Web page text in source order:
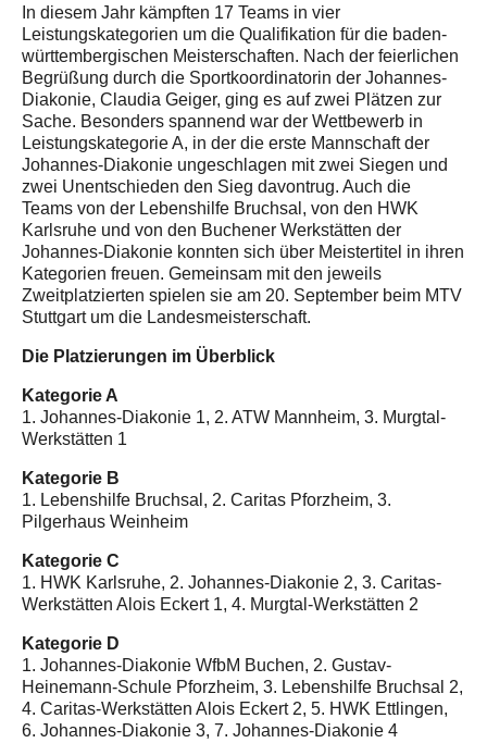
In diesem Jahr kämpften 17 Teams in vier
Leistungskategorien um die Qualifikation für die baden-
württembergischen Meisterschaften. Nach der feierlichen
Begrüßung durch die Sportkoordinatorin der Johannes-
Diakonie, Claudia Geiger, ging es auf zwei Plätzen zur
Sache. Besonders spannend war der Wettbewerb in
Leistungskategorie A, in der die erste Mannschaft der
Johannes-Diakonie ungeschlagen mit zwei Siegen und
zwei Unentschieden den Sieg davontrug. Auch die
Teams von der Lebenshilfe Bruchsal, von den HWK
Karlsruhe und von den Buchener Werkstätten der
Johannes-Diakonie konnten sich über Meistertitel in ihren
Kategorien freuen. Gemeinsam mit den jeweils
Zweitplatzierten spielen sie am 20. September beim MTV
Stuttgart um die Landesmeisterschaft.
Die Platzierungen im Überblick
Kategorie A
1. Johannes-Diakonie 1, 2. ATW Mannheim, 3. Murgtal-
Werkstätten 1
Kategorie B
1. Lebenshilfe Bruchsal, 2. Caritas Pforzheim, 3.
Pilgerhaus Weinheim
Kategorie C
1. HWK Karlsruhe, 2. Johannes-Diakonie 2, 3. Caritas-
Werkstätten Alois Eckert 1, 4. Murgtal-Werkstätten 2
Kategorie D
1. Johannes-Diakonie WfbM Buchen, 2. Gustav-
Heinemann-Schule Pforzheim, 3. Lebenshilfe Bruchsal 2,
4. Caritas-Werkstätten Alois Eckert 2, 5. HWK Ettlingen,
6. Johannes-Diakonie 3, 7. Johannes-Diakonie 4